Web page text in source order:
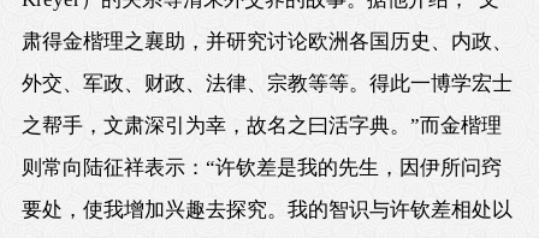
肃得金楷理之襄助，并研究讨论欧洲各国历史、内政、
外交、军政、财政、法律、宗教等等。得此一博学宏士
之帮手，文肃深引为幸，故名之曰活字典。”而金楷理
则常向陆征祥表示：“许钦差是我的先生，因伊所问窍
要处，使我增加兴趣去探究。我的智识与许钦差相处以